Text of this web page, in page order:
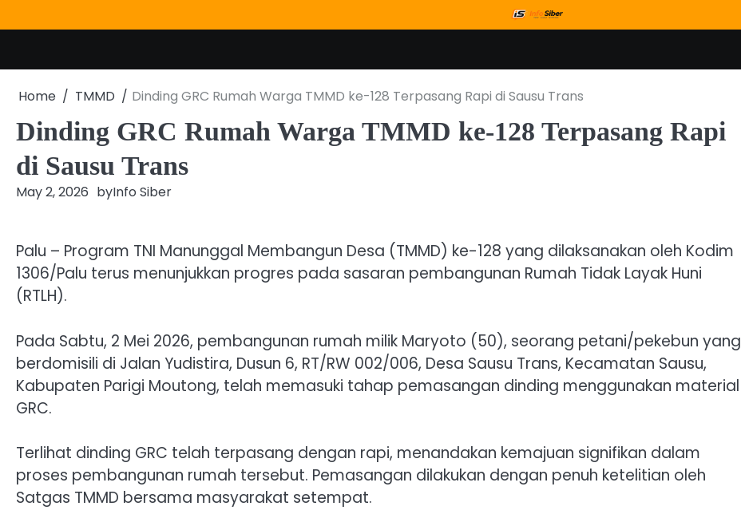
to
Home TMMD Dinding GRC Rumah Warga TMMD ke-128 Terpasang Rapi di Sausu Trans
Dinding GRC Rumah Warga TMMD ke-128 Terpasang Rapi
di Sausu Trans
May 2, 2026 byInfo Siber
Palu – Program TNI Manunggal Membangun Desa (TMMD) ke-128 yang dilaksanakan oleh Kodim
1306/Palu terus menunjukkan progres pada sasaran pembangunan Rumah Tidak Layak Huni
(RTLH).
Pada Sabtu, 2 Mei 2026, pembangunan rumah milik Maryoto (50), seorang petani/pekebun yang
berdomisili di Jalan Yudistira, Dusun 6, RT/RW 002/006, Desa Sausu Trans, Kecamatan Sausu,
Kabupaten Parigi Moutong, telah memasuki tahap pemasangan dinding menggunakan material
GRC.
Terlihat dinding GRC telah terpasang dengan rapi, menandakan kemajuan signifikan dalam
proses pembangunan rumah tersebut. Pemasangan dilakukan dengan penuh ketelitian oleh
Satgas TMMD bersama masyarakat setempat.